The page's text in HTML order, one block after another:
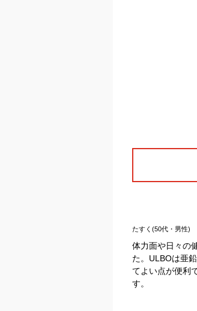
たすく(50代・男性)
体力面や日々の
た。ULBOは亜
てよい点が便利
す。